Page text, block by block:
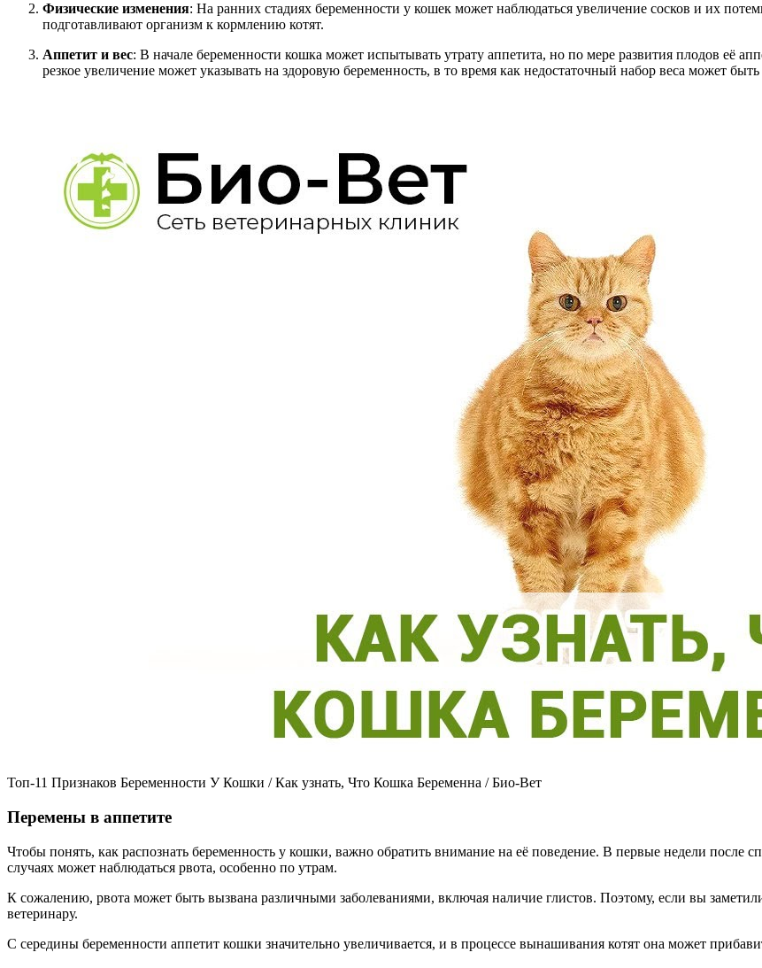
Физические изменения: На ранних стадиях беременности у кошек может наблюдаться увеличение сосков и их
подготавливают организм к кормлению котят.
Аппетит и вес: В начале беременности кошка может испытывать утрату аппетита, но по мере развития плодов её
резкое увеличение может указывать на здоровую беременность, в то время как недостаточный набор веса может
Топ-11 Признаков Беременности У Кошки / Как узнать, Что Кошка Беременна / Био-Вет
Перемены в аппетите
Чтобы понять, как распознать беременность у кошки, важно обратить внимание на её поведение. В первые недели после
случаях может наблюдаться рвота, особенно по утрам.
К сожалению, рвота может быть вызвана различными заболеваниями, включая наличие глистов. Поэтому, если вы
ветеринару.
С середины беременности аппетит кошки значительно увеличивается, и в процессе вынашивания котят она может